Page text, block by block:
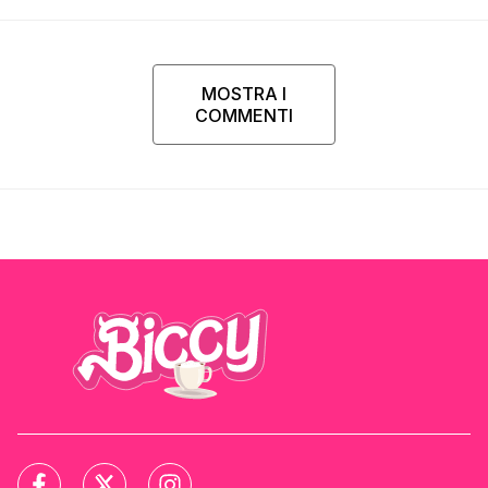
MOSTRA I
COMMENTI